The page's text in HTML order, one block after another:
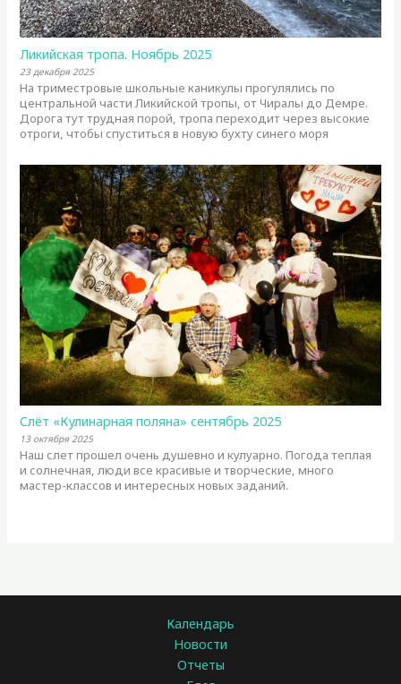
Ликийская тропа. Ноябрь 2025
23 декабря 2025
На триместровые школьные каникулы прогулялись по
центральной части Ликийской тропы, от Чиралы до Демре.
Дорога тут трудная порой, тропа переходит через высокие
отроги, чтобы спуститься в новую бухту синего моря
Слёт «Кулинарная поляна» сентябрь 2025
13 октября 2025
Наш слет прошел очень душевно и кулуарно. Погода теплая
и солнечная, люди все красивые и творческие, много
мастер-классов и интересных новых заданий.
Календарь
Новости
Отчеты